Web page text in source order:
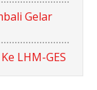
Gelar
LHM-GES